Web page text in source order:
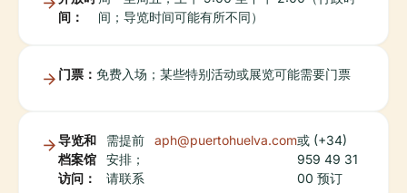
间：
间；导览时间可能有所不同）
门票： 免费入场；某些特别活动或展览可能需要门票
导览和
档案馆
访问：
需提前
安排；
请联系
aph@puertohuelva.com或 (+34)
959 49 31
00 预订